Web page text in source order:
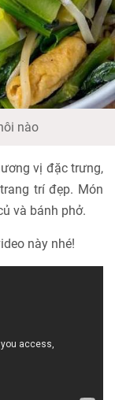
nào
vị đặc trưng,
trí đẹp. Món
và bánh phở.
này nhé!